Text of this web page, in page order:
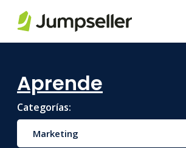
Aprende
Categorías:
Marketing